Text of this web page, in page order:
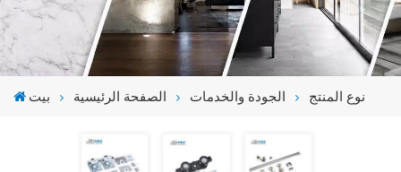
بيت الصفحة الرئيسية الجودة والخدمات نوع المنتج